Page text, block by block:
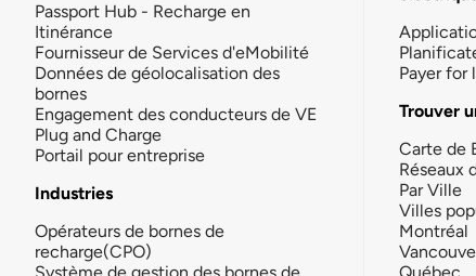
Passport Hub - Recharge en
Itinérance
Fournisseur de Services d'eMobilité
Données de géolocalisation des
bornes
Engagement des conducteurs de VE
Plug and Charge
Portail pour entreprise
Industries
Opérateurs de bornes de
recharge(CPO)
Payer for
Trouver
Carte de
Réseaux
Par Ville
Villes
Montréal